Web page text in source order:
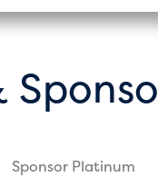
Sponsor Platinum